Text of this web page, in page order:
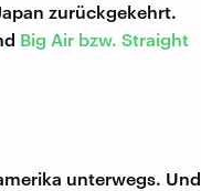
zurückgekehrt.
Big Air bzw. Straight
unterwegs. Und